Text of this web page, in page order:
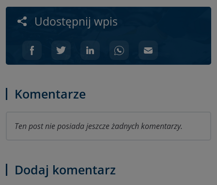
Udostępnij wpis
Komentarze
Ten post nie posiada jeszcze żadnych komentarzy.
Dodaj komentarz